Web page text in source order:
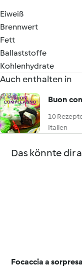
Eiweiß
Brennwert
Fett
Ballaststoffe
Kohlenhydrate
Auch enthalten in
Buon
10
Italien
Das könnte dir
Focaccia a sorpresa